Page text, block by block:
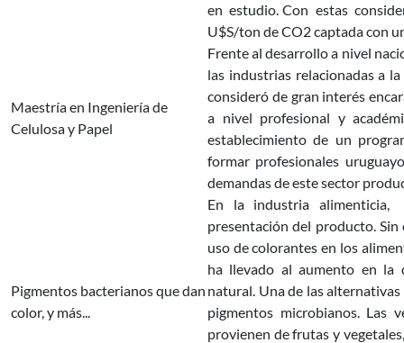
en estudio. Con estas
U$S/ton de CO2 captada con
Maestría en Ingeniería de
Celulosa y Papel
Frente al desarrollo a nivel
las industrias relacionadas a
consideró de gran interés
a nivel profesional y
establecimiento de un
formar profesionales
demandas de este sector
Pigmentos bacterianos que dan
color, y más...
En la industria
presentación del producto. Sin
uso de colorantes en los
ha llevado al aumento en la
natural. Una de las
pigmentos microbianos. Las
provienen de frutas y